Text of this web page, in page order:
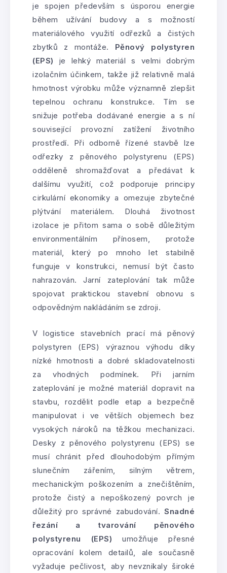
je spojen především s úsporou energie
během užívání budovy a s možností
materiálového využití odřezků a čistých
zbytků z montáže. Pěnový polystyren
(EPS) je lehký materiál s velmi dobrým
izolačním účinkem, takže již relativně malá
hmotnost výrobku může významně zlepšit
tepelnou ochranu konstrukce. Tím se
snižuje potřeba dodávané energie a s ní
související provozní zatížení životního
prostředí. Při odborně řízené stavbě lze
odřezky z pěnového polystyrenu (EPS)
odděleně shromažďovat a předávat k
dalšímu využití, což podporuje principy
cirkulární ekonomiky a omezuje zbytečné
plýtvání materiálem. Dlouhá životnost
izolace je přitom sama o sobě důležitým
environmentálním přínosem, protože
materiál, který po mnoho let stabilně
funguje v konstrukci, nemusí být často
nahrazován. Jarní zateplování tak může
spojovat praktickou stavební obnovu s
odpovědným nakládáním se zdroji.
V logistice stavebních prací má pěnový
polystyren (EPS) výraznou výhodu díky
nízké hmotnosti a dobré skladovatelnosti
za vhodných podmínek. Při jarním
zateplování je možné materiál dopravit na
stavbu, rozdělit podle etap a bezpečně
manipulovat i ve větších objemech bez
vysokých nároků na těžkou mechanizaci.
Desky z pěnového polystyrenu (EPS) se
musí chránit před dlouhodobým přímým
slunečním zářením, silným větrem,
mechanickým poškozením a znečištěním,
protože čistý a nepoškozený povrch je
důležitý pro správné zabudování. Snadné
řezání a tvarování pěnového
polystyrenu (EPS) umožňuje přesné
opracování kolem detailů, ale současně
vyžaduje pečlivost, aby nevznikaly široké